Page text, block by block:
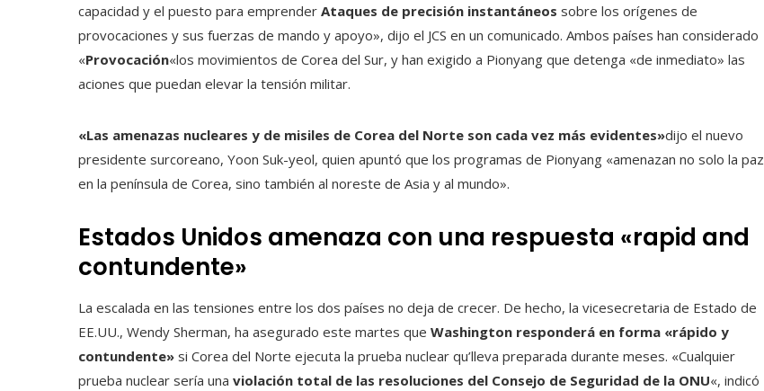
capacidad y el puesto para emprender Ataques de precisión instantáneos sobre los orígenes de
provocaciones y sus fuerzas de mando y apoyo», dijo el JCS en un comunicado. Ambos países han considerado
«Provocación«los movimientos de Corea del Sur, y han exigido a Pionyang que detenga «de inmediato» las
aciones que puedan elevar la tensión militar.
«Las amenazas nucleares y de misiles de Corea del Norte son cada vez más evidentes»dijo el nuevo
presidente surcoreano, Yoon Suk-yeol, quien apuntó que los programas de Pionyang «amenazan no solo la paz
en la península de Corea, sino también al noreste de Asia y al mundo».
Estados Unidos amenaza con una respuesta «rapid and
contundente»
La escalada en las tensiones entre los dos países no deja de crecer. De hecho, la vicesecretaria de Estado de
EE.UU., Wendy Sherman, ha asegurado este martes que Washington responderá en forma «rápido y
contundente» si Corea del Norte ejecuta la prueba nuclear qu’lleva preparada durante meses. «Cualquier
prueba nuclear sería una violación total de las resoluciones del Consejo de Seguridad de la ONU«, indicó